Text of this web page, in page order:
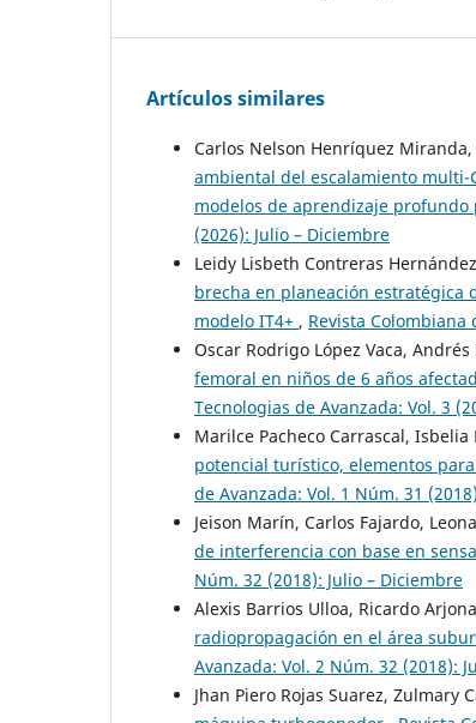
Artículos similares
Carlos Nelson Henríquez
ambiental del escalamiento
modelos de aprendizaje profundo
(2026): Julio – Diciembre
Leidy Lisbeth Contreras
brecha en planeación estratégica
modelo IT4+ , Revista Colombiana
Oscar Rodrigo López Vaca,
femoral en niños de 6 años
Tecnologias de Avanzada: Vol. 3
Marilce Pacheco Carrascal,
potencial turístico, elementos
de Avanzada: Vol. 1 Núm. 31
Jeison Marín, Carlos Fajardo,
de interferencia con base en
Núm. 32 (2018): Julio – Diciembre
Alexis Barrios Ulloa, Ricardo
radiopropagación en el área
Avanzada: Vol. 2 Núm. 32 (2018):
Jhan Piero Rojas Suarez, Zulmary